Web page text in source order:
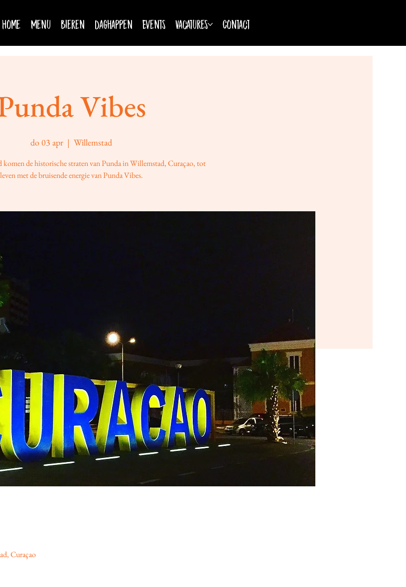
Home Menu Bieren Daghappen Events Vacatures Contact
Vibes
do 03 apr
  |
Willemstad
komen de historische straten van Punda in Willemstad, Curaçao, tot
leven met de bruisende energie van Punda Vibes.
Curaçao